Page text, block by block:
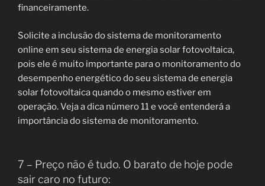
financeiramente.
Solicite a inclusão do sistema de monitoramento
online em seu sistema de energia solar fotovoltaica,
pois ele é muito importante para o monitoramento do
desempenho energético do seu sistema de energia
solar fotovoltaica quando o mesmo estiver em
operação. Veja a dica número 11 e você entenderá a
importância do sistema de monitoramento.
7 – Preço não é tudo. O barato de hoje pode
sair caro no futuro: